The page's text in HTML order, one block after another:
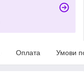
Оплата Умови